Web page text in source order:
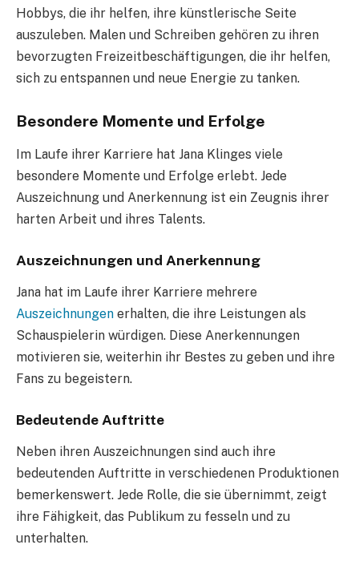
Hobbys, die ihr helfen, ihre künstlerische Seite
auszuleben. Malen und Schreiben gehören zu ihren
bevorzugten Freizeitbeschäftigungen, die ihr helfen,
sich zu entspannen und neue Energie zu tanken.
Besondere Momente und Erfolge
Im Laufe ihrer Karriere hat Jana Klinges viele
besondere Momente und Erfolge erlebt. Jede
Auszeichnung und Anerkennung ist ein Zeugnis ihrer
harten Arbeit und ihres Talents.
Auszeichnungen und Anerkennung
Jana hat im Laufe ihrer Karriere mehrere
Auszeichnungen erhalten, die ihre Leistungen als
Schauspielerin würdigen. Diese Anerkennungen
motivieren sie, weiterhin ihr Bestes zu geben und ihre
Fans zu begeistern.
Bedeutende Auftritte
Neben ihren Auszeichnungen sind auch ihre
bedeutenden Auftritte in verschiedenen Produktionen
bemerkenswert. Jede Rolle, die sie übernimmt, zeigt
ihre Fähigkeit, das Publikum zu fesseln und zu
unterhalten.